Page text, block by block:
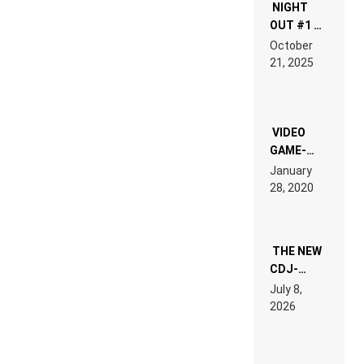
NIGHT
OUT #1 –
RDV IN
HARDTECHNO
LAND:
EDM”
October
21, 2025
VIDEO
GAME-
LIKE “ON &
ON” IS AN
EXPERIENCE!
January
28, 2020
THE NEW
CDJ-
1500X
EXPLAINED
FOR
July 8,
2026